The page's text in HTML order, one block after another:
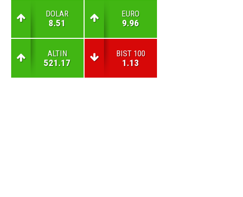
DOLAR
8.51
EURO
9.96
ALTIN
521.17
BIST 100
1.13